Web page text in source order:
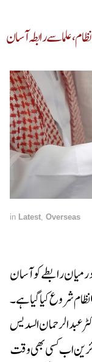
علما سے رابطہ آسان
in Latest, Overseas
درمیان رابطے کو آسان
شروع کیا گیا ہے۔
عبدالرحمان السدیس
اب کسی بھی وقت